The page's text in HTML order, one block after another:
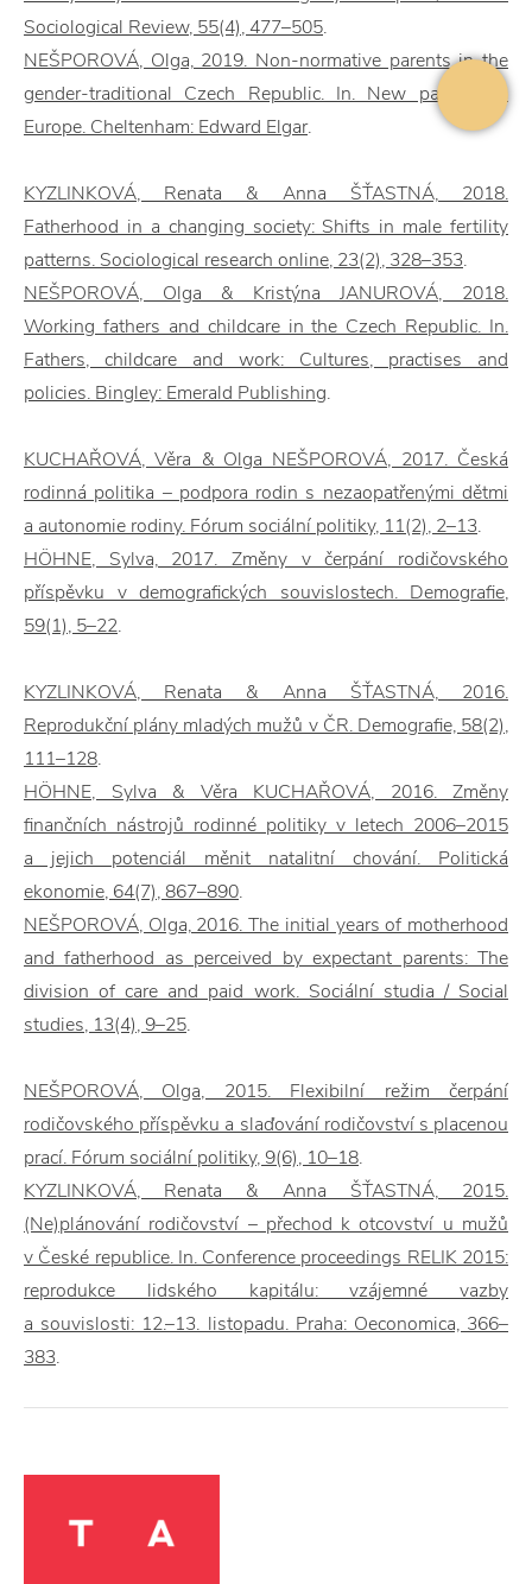
Sociological Review, 55(4), 477–505.
NEŠPOROVÁ, Olga, 2019. Non-normative parents in the
gender-traditional Czech Republic. In. New parents in
Europe. Cheltenham: Edward Elgar.
KYZLINKOVÁ, Renata & Anna ŠŤASTNÁ, 2018.
Fatherhood in a changing society: Shifts in male fertility
patterns. Sociological research online, 23(2), 328–353.
NEŠPOROVÁ, Olga & Kristýna JANUROVÁ, 2018.
Working fathers and childcare in the Czech Republic. In.
Fathers, childcare and work: Cultures, practises and
policies. Bingley: Emerald Publishing.
KUCHAŘOVÁ, Věra & Olga NEŠPOROVÁ, 2017. Česká
rodinná politika – podpora rodin s nezaopatřenými dětmi
a autonomie rodiny. Fórum sociální politiky, 11(2), 2–13.
HÖHNE, Sylva, 2017. Změny v čerpání rodičovského
příspěvku v demografických souvislostech. Demografie,
59(1), 5–22.
KYZLINKOVÁ, Renata & Anna ŠŤASTNÁ, 2016.
Reprodukční plány mladých mužů v ČR. Demografie, 58(2),
111–128.
HÖHNE, Sylva & Věra KUCHAŘOVÁ, 2016. Změny
finančních nástrojů rodinné politiky v letech 2006–2015
a jejich potenciál měnit natalitní chování. Politická
ekonomie, 64(7), 867–890.
NEŠPOROVÁ, Olga, 2016. The initial years of motherhood
and fatherhood as perceived by expectant parents: The
division of care and paid work. Sociální studia / Social
studies, 13(4), 9–25.
NEŠPOROVÁ, Olga, 2015. Flexibilní režim čerpání
rodičovského příspěvku a slaďování rodičovství s placenou
prací. Fórum sociální politiky, 9(6), 10–18.
KYZLINKOVÁ, Renata & Anna ŠŤASTNÁ, 2015.
(Ne)plánování rodičovství – přechod k otcovství u mužů
v České republice. In. Conference proceedings RELIK 2015:
reprodukce lidského kapitálu: vzájemné vazby
a souvislosti: 12.–13. listopadu. Praha: Oeconomica, 366–
383.